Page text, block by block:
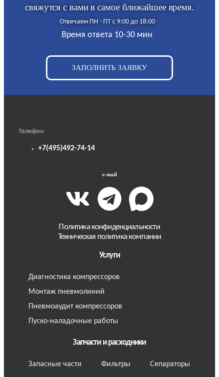
свяжутся с вами в самое ближайшее время.
Отвечаем ПН - ПТ с 9:00 до 18:00
Время ответа 10-30 мин
ЗАПОЛНИТЬ ЗАЯВКУ
Телефон
+7(495)492-74-14
e-mail
Политика конфиденциальности
Техническая политика компании
Услуги
Диагностика компрессоров
Монтаж пневмолиний
Пневмоаудит компрессоров
Пуско-наладочные работы
Запчасти и расходники
Запасные части Фильтры Сепараторы